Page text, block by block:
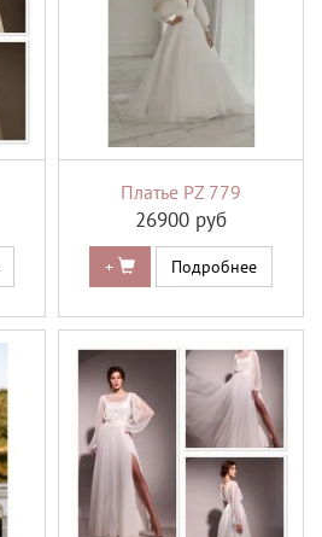
Платье PZ 779
26900 руб
+ Подробнее